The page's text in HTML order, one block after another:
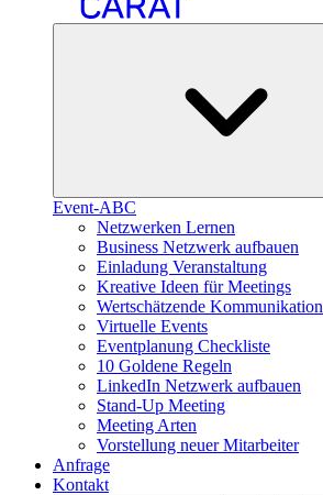
Event-ABC
Netzwerken Lernen
Business Netzwerk aufbauen
Einladung Veranstaltung
Kreative Ideen für Meetings
Wertschätzende Kommunikation
Virtuelle Events
Eventplanung Checkliste
10 Goldene Regeln
LinkedIn Netzwerk aufbauen
Stand-Up Meeting
Meeting Arten
Vorstellung neuer Mitarbeiter
Anfrage
Kontakt